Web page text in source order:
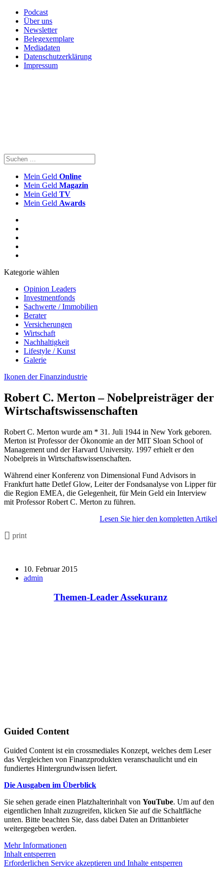
Podcast
Über uns
Newsletter
Belegexemplare
Mediadaten
Datenschutzerklärung
Impressum
Mein Geld Online
Mein Geld Magazin
Mein Geld TV
Mein Geld Awards
Kategorie wählen
Opinion Leaders
Investmentfonds
Sachwerte / Immobilien
Berater
Versicherungen
Wirtschaft
Nachhaltigkeit
Lifestyle / Kunst
Galerie
Ikonen der Finanzindustrie
Robert C. Merton – Nobelpreisträger der
Wirtschaftswissenschaften
Robert C. Merton wurde am * 31. Juli 1944 in New York geboren.
Merton ist Professor der Ökonomie an der MIT Sloan School of
Management und der Harvard University. 1997 erhielt er den
Nobelpreis in Wirtschaftswissenschaften.
Während einer Konferenz von Dimensional Fund Advisors in
Frankfurt hatte Detlef Glow, Leiter der Fondsanalyse von Lipper für
die Region EMEA, die Gelegenheit, für Mein Geld ein Interview
mit Professor Robert C. Merton zu führen.
Lesen Sie hier den kompletten Artikel
print
10. Februar 2015
admin
Themen-Leader Assekuranz
Guided Content
Guided Content ist ein crossmediales Konzept, welches dem Leser
das Vergleichen von Finanzprodukten veranschaulicht und ein
fundiertes Hintergrundwissen liefert.
Die Ausgaben im Überblick
Sie sehen gerade einen Platzhalterinhalt von YouTube. Um auf den
eigentlichen Inhalt zuzugreifen, klicken Sie auf die Schaltfläche
unten. Bitte beachten Sie, dass dabei Daten an Drittanbieter
weitergegeben werden.
Mehr Informationen
Inhalt entsperren
Erforderlichen Service akzeptieren und Inhalte entsperren